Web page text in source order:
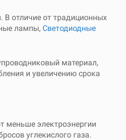
В отличие от традиционных
лампы, Светодиодные
материал,
и увеличению срока
меньше электроэнергии
углекислого газа.